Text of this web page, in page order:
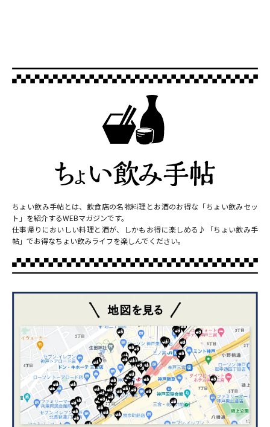
ちょい飲み手帖とは、飲食店の名物料理とお酒のお得な「ちょい飲みセッ
ト」を紹介するWEBマガジンです。
仕事帰りにおいしい料理と酒が、しかもお得に楽しめる♪「ちょい飲み手
帖」でお得なちょい飲みライフを楽しんでください。